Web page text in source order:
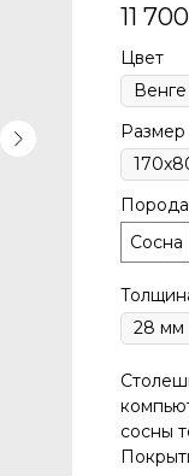
11 700
Цвет
Размер
Сосна
сосны